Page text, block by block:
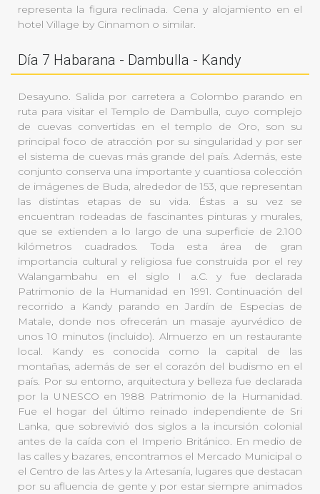
representa la figura reclinada. Cena y alojamiento en el
hotel Village by Cinnamon o similar.
Día 7 Habarana - Dambulla - Kandy
Desayuno. Salida por carretera a Colombo parando en
ruta para visitar el Templo de Dambulla, cuyo complejo
de cuevas convertidas en el templo de Oro, son su
principal foco de atracción por su singularidad y por ser
el sistema de cuevas más grande del país. Además, este
conjunto conserva una importante y cuantiosa colección
de imágenes de Buda, alrededor de 153, que representan
las distintas etapas de su vida. Éstas a su vez se
encuentran rodeadas de fascinantes pinturas y murales,
que se extienden a lo largo de una superficie de 2.100
kilómetros cuadrados. Toda esta área de gran
importancia cultural y religiosa fue construida por el rey
Walangambahu en el siglo I a.C. y fue declarada
Patrimonio de la Humanidad en 1991. Continuación del
recorrido a Kandy parando en Jardín de Especias de
Matale, donde nos ofrecerán un masaje ayurvédico de
unos 10 minutos (incluido). Almuerzo en un restaurante
local. Kandy es conocida como la capital de las
montañas, además de ser el corazón del budismo en el
país. Por su entorno, arquitectura y belleza fue declarada
por la UNESCO en 1988 Patrimonio de la Humanidad.
Fue el hogar del último reinado independiente de Sri
Lanka, que sobrevivió dos siglos a la incursión colonial
antes de la caída con el Imperio Británico. En medio de
las calles y bazares, encontramos el Mercado Municipal o
el Centro de las Artes y la Artesanía, lugares que destacan
por su afluencia de gente y por estar siempre animados